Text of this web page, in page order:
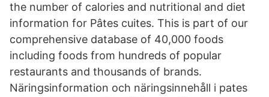
the number of calories and nutritional and diet
information for Pâtes cuites. This is part of our
comprehensive database of 40,000 foods
including foods from hundreds of popular
restaurants and thousands of brands.
Näringsinformation och näringsinnehåll i pates